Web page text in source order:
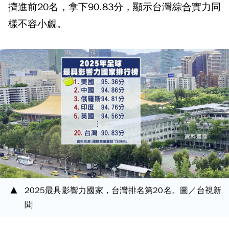
擠進前20名，拿下90.83分，顯示台灣綜合實力同
樣不容小覷。
2025最具影響力國家，台灣排名第20名。圖／台視新
聞